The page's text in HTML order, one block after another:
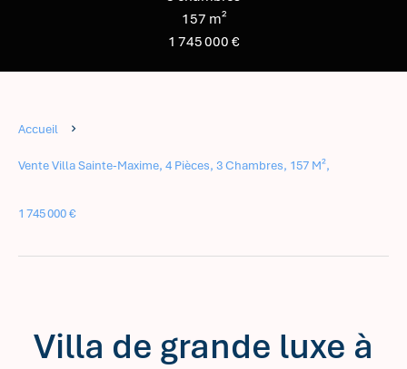
157 m²
1 745 000 €
Accueil
Vente Villa Sainte-Maxime, 4 Pièces, 3 Chambres, 157 M²,
1 745 000 €
Villa de grande luxe à